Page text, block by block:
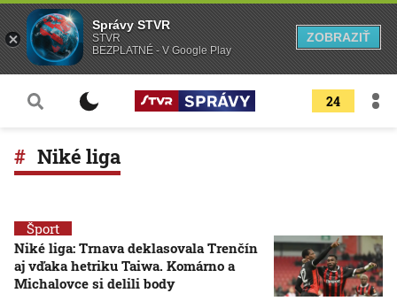
24
Niké liga
Šport
Niké liga: Trnava deklasovala Trenčín
aj vďaka hetriku Taiwa. Komárno a
Michalovce si delili body
Správy STVR
STVR
BEZPLATNÉ - V Google Play
ZOBRAZIŤ